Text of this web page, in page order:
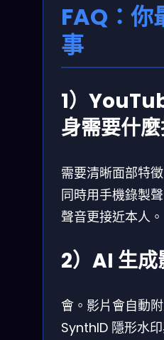
FAQ：你
事
1）
身需要什
需要清晰面部特
同時用手機錄製
聲音更接近本人。
2）AI 生
會。影片會自動
SynthID 隱形水